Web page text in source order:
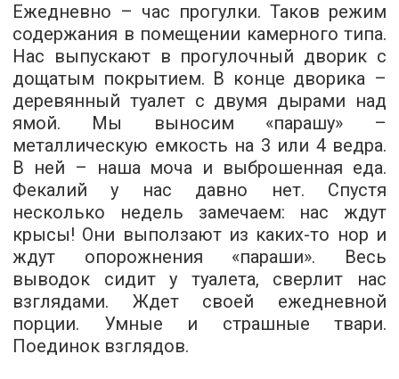
Ежедневно – час прогулки. Таков режим
содержания в помещении камерного типа.
Нас выпускают в прогулочный дворик с
дощатым покрытием. В конце дворика –
деревянный туалет с двумя дырами над
ямой. Мы выносим «парашу» –
металлическую емкость на 3 или 4 ведра.
В ней – наша моча и выброшенная еда.
Фекалий у нас давно нет. Спустя
несколько недель замечаем: нас ждут
крысы! Они выползают из каких­-то нор и
ждут опорожнения «параши». Весь
выводок сидит у туалета, сверлит нас
взглядами. Ждет своей ежедневной
порции. Умные и страшные твари.
Поединок взглядов.